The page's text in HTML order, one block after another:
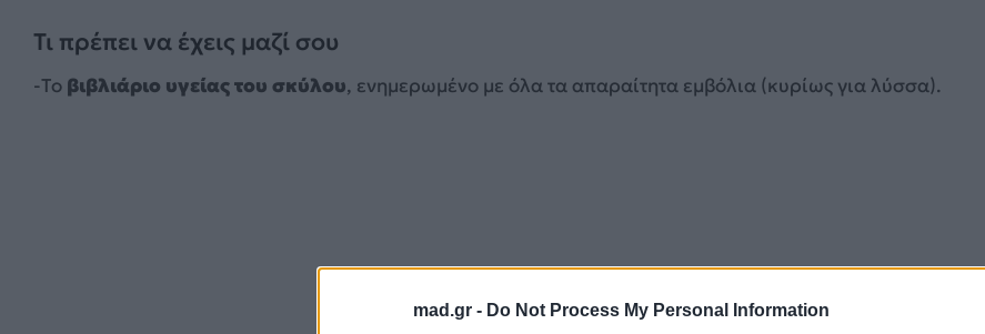
mad.gr - Do Not Process My Personal Information
Τι πρέπει να έχεις μαζί σου
-Το βιβλιάριο υγείας του σκύλου, ενημερωμένο με όλα τα απαραίτητα εμβόλια (κυρίως για λύσσα).